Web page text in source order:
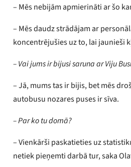
– Mēs nebijām apmierināti ar šo
– Mēs daudz strādājam ar
koncentrējušies uz to, lai jaunieši
– Vai jums ir bijusi saruna ar Viju
– Jā, mums tas ir bijis, bet mēs
autobusu nozares puses ir sīva.
– Par ko tu domā?
– Vienkārši paskatieties uz
netiek pieņemti darbā tur, saka